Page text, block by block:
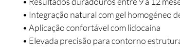
• Integração natural com gel homogéneo
• Aplicação confortável com lidocaína
• Elevada precisão para contorno